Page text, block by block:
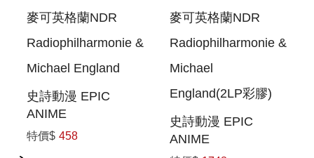
麥可英格蘭NDR
Radiophilharmonie &
Michael England
史詩動漫 EPIC
ANIME
特價$ 458
麥可英格蘭NDR
Radiophilharmonie &
Michael
England(2LP彩膠)
史詩動漫 EPIC
ANIME